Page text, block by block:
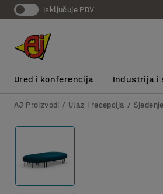
Isključuje PDV
Ured i konferencija Industrija i
AJ Proizvodi Ulaz i recepcija Sjedenje